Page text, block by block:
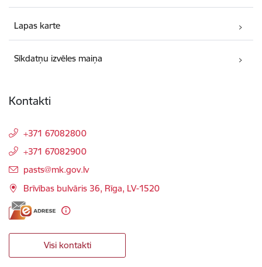
Lapas karte
Sīkdatņu izvēles maiņa
Kontakti
+371 67082800
+371 67082900
E-pasts:
pasts@mk.gov.lv
Brīvības bulvāris 36, Rīga, LV-1520
Visi kontakti